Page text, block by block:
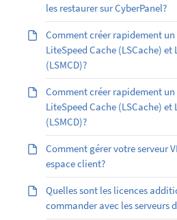
les restaurer sur CyberPanel?
Comment créer rapidement un
LiteSpeed Cache (LSCache)
(LSMCD)?
Comment créer rapidement
LiteSpeed Cache (LSCache)
(LSMCD)?
Comment gérer votre serveur
espace client?
Quelles sont les licences
commander avec les serveurs